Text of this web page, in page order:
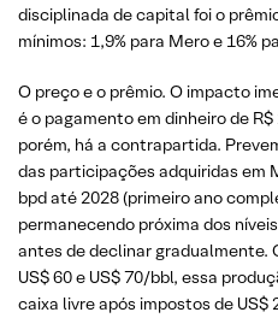
disciplinada de capital foi o
mínimos: 1,9% para Mero e 16%
O preço e o prêmio. O impacto
é o pagamento em dinheiro de
porém, há a contrapartida.
das participações adquiridas em
bpd até 2028 (primeiro ano
permanecendo próxima dos
antes de declinar gradualmente.
US$ 60 e US$ 70/bbl, essa
caixa livre após impostos de US$